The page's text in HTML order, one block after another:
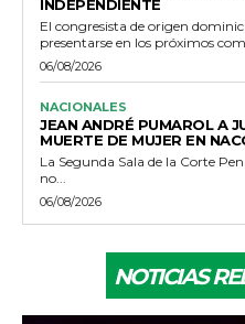
INDEPENDIENTE
El congresista de origen
presentarse en los próximos
06/08/2026
NACIONALES
JEAN ANDRÉ PUMAROL A
MUERTE DE MUJER EN
La Segunda Sala de la Corte
no...
06/08/2026
NOTICIAS